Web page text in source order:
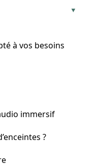
à vos besoins
immersif
?